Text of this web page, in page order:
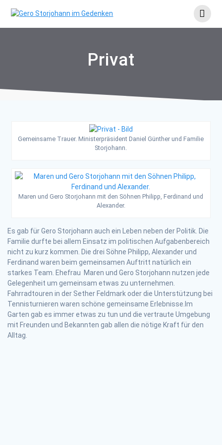
to
Privat
Gemeinsame Trauer. Ministerpräsident Daniel Günther und Familie
Storjohann.
Maren und Gero Storjohann mit den Söhnen Philipp, Ferdinand und
Alexander.
Es gab für Gero Storjohann auch ein Leben neben der Politik. Die
Familie durfte bei allem Einsatz im politischen Aufgabenbereich
nicht zu kurz kommen. Die drei Söhne Philipp, Alexander und
Ferdinand waren beim gemeinsamen Auftritt natürlich ein
starkes Team. Ehefrau Maren und Gero Storjohann nutzen jede
Gelegenheit um gemeinsam etwas zu unternehmen.
Fahrradtouren in der Sether Feldmark oder die Unterstützung bei
Tennisturnieren waren schöne gemeinsame Erlebnisse.Im
Garten gab es immer etwas zu tun und die vertraute Umgebung
mit Freunden und Bekannten gab allen die nötige Kraft für den
Alltag.